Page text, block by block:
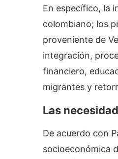
En específico, la
colombiano; los
proveniente de
integración,
financiero,
migrantes y
Las
De acuerdo con
socioeconómica